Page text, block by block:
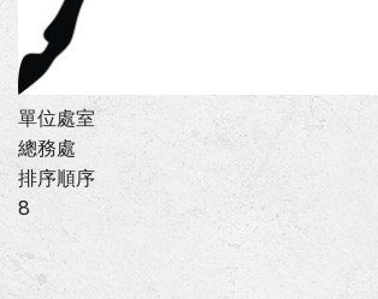
單位處室
總務處
排序順序
8